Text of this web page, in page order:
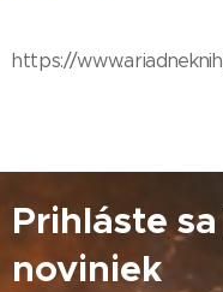
https://
Prihláste
noviniek